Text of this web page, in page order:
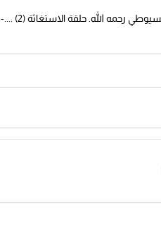
حلقة جديدة من قناة مكافح الشبهات